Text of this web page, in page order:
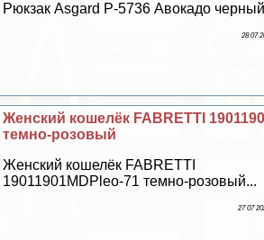
Рюкзак Asgard Р-5736 Авокадо
28 07
Женский кошелёк FABRETTI
темно-розовый
Женский кошелёк FABRETTI
19011901MDPleo-71 темно-розовый...
27 07